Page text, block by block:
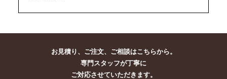
お見積り、ご注文、ご相談はこちらから。
専門スタッフが丁寧に
ご対応させていただきます。